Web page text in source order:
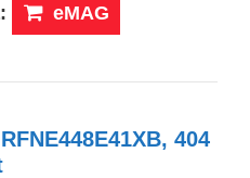
eMAG
404